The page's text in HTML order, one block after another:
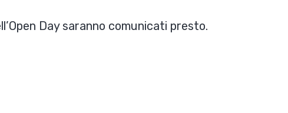
Day saranno comunicati presto.